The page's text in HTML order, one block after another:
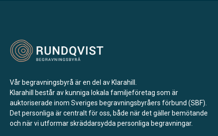
Vår begravningsbyrå är en del av Klarahill.
Klarahill består av kunniga lokala familjeföretag som är
auktoriserade inom Sveriges begravningsbyråers förbund (SBF).
Det personliga är centralt för oss, både när det gäller bemötande
och när vi utformar skräddarsydda personliga begravningar.